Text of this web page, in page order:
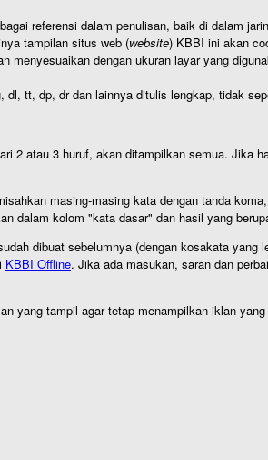
referensi dalam penulisan, baik di dalam
tampilan situs web (website) KBBI ini akan
menyesuaikan dengan ukuran layar yang
tt, dp, dr dan lainnya ditulis lengkap, tidak
2 atau 3 huruf, akan ditampilkan semua. Jika
masing-masing kata dengan tanda
dalam kolom "kata dasar" dan hasil yang
dibuat sebelumnya (dengan kosakata
KBBI Offline. Jika ada masukan, saran dan
yang tampil agar tetap menampilkan iklan